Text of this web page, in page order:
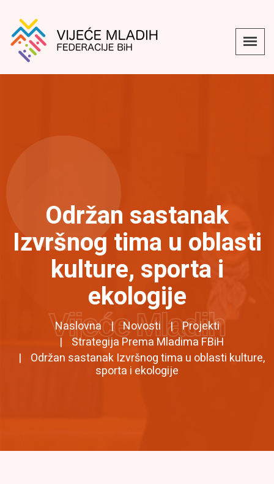
Održan sastanak
Izvršnog tima u oblasti
kulture, sporta i
ekologije
Naslovna Novosti
Projekti
Strategija Prema Mladima FBiH
Održan sastanak Izvršnog tima u oblasti kulture,
sporta i ekologije
Vijeće Mladih